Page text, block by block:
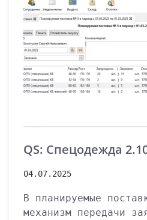
QS: Спецодежда
04.07.2025
В планируемые
механизм передачи